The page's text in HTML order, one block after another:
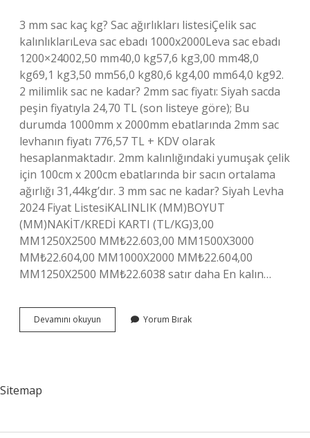
3 mm sac kaç kg? Sac ağırlıkları listesiÇelik sac
kalınlıklarıLeva sac ebadı 1000x2000Leva sac ebadı
1200×24002,50 mm40,0 kg57,6 kg3,00 mm48,0
kg69,1 kg3,50 mm56,0 kg80,6 kg4,00 mm64,0 kg92.
2 milimlik sac ne kadar? 2mm sac fiyatı: Siyah sacda
peşin fiyatıyla 24,70 TL (son listeye göre); Bu
durumda 1000mm x 2000mm ebatlarında 2mm sac
levhanın fiyatı 776,57 TL + KDV olarak
hesaplanmaktadır. 2mm kalınlığındaki yumuşak çelik
için 100cm x 200cm ebatlarında bir sacın ortalama
ağırlığı 31,44kg’dır. 3 mm sac ne kadar? Siyah Levha
2024 Fiyat ListesiKALINLIK (MM)BOYUT
(MM)NAKİT/KREDİ KARTI (TL/KG)3,00
MM1250X2500 MM₺22.603,00 MM1500X3000
MM₺22.604,00 MM1000X2000 MM₺22.604,00
MM1250X2500 MM₺22.6038 satır daha En kalın…
Devamını okuyun
Ince
Yorum Bırak
Sitemap